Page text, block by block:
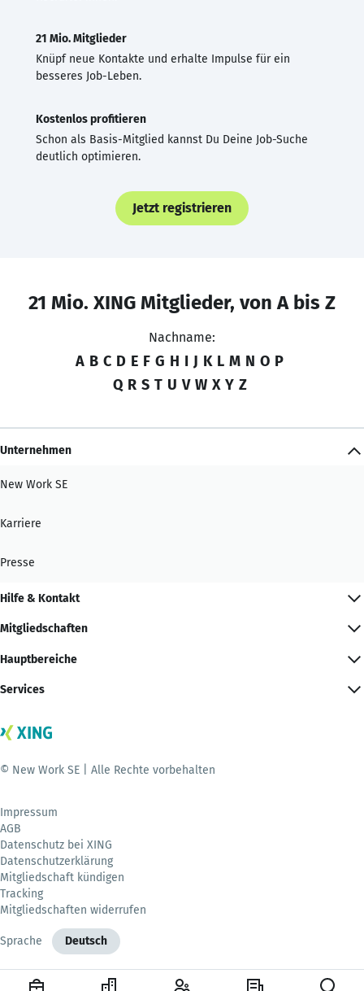
21 Mio. Mitglieder
Knüpf neue Kontakte und erhalte Impulse für ein
besseres Job-Leben.
Kostenlos profitieren
Schon als Basis-Mitglied kannst Du Deine Job-Suche
deutlich optimieren.
Jetzt registrieren
21 Mio. XING Mitglieder, von A bis Z
Nachname:
A B C D E F G H I J K L M N O P
Q R S T U V W X Y Z
Unternehmen
New Work SE
Karriere
Presse
Hilfe & Kontakt
Mitgliedschaften
Hauptbereiche
Services
© New Work SE | Alle Rechte vorbehalten
Impressum
AGB
Datenschutz bei XING
Datenschutzerklärung
Mitgliedschaft kündigen
Tracking
Mitgliedschaften widerrufen
Sprache Deutsch